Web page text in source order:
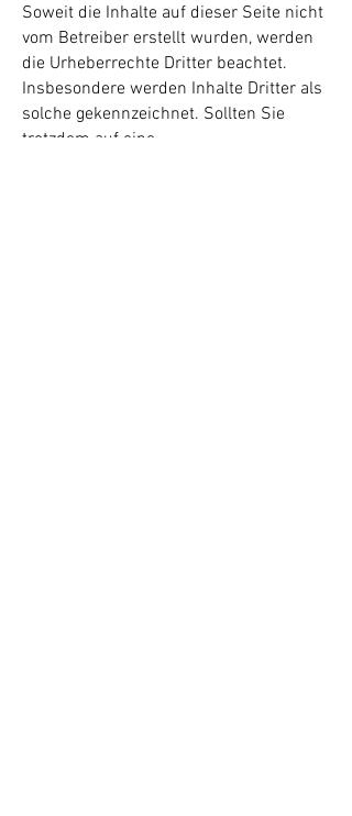
Soweit die Inhalte auf dieser Seite nicht
vom Betreiber erstellt wurden, werden
die Urheberrechte Dritter beachtet.
Insbesondere werden Inhalte Dritter als
solche gekennzeichnet. Sollten Sie
trotzdem auf eine